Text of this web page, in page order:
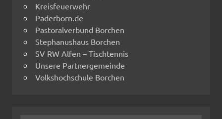
Kreisfeuerwehr
Paderborn.de
Pastoralverbund Borchen
Stephanushaus Borchen
SV RW Alfen – Tischtennis
Unsere Partnergemeinde
Volkshochschule Borchen